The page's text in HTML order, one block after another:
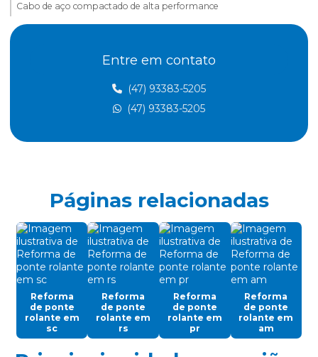
Cabo de aço compactado de alta performance
Cabo de aço para elevadores
Cabo de aço para içamento de carga
Cabo de aço para movimentação de carga
Célula carga industrial
Célula de carga para ponte rolante
Chave fim de curso para ponte rolante
Cortina de cabo ponte rolante
Discos de freios ponte rolante multimarcas
Entre em contato
(47) 93383-5205
(47) 93383-5205
Páginas relacionadas
Reforma
de ponte
rolante em
sc
Reforma
de ponte
rolante em
rs
Reforma
de ponte
rolante em
pr
Reforma
de ponte
rolante em
am